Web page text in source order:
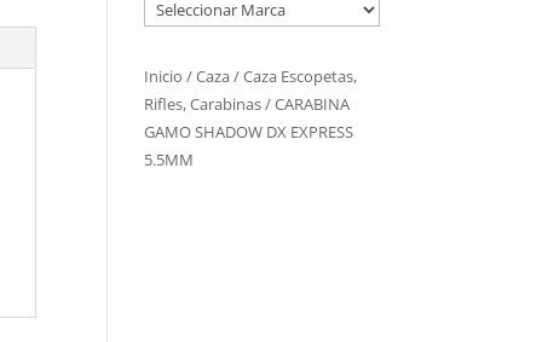
Inicio /Caza/Caza Escopetas,
Rifles, Carabinas/ CARABINA
GAMO SHADOW DX EXPRESS
5.5MM